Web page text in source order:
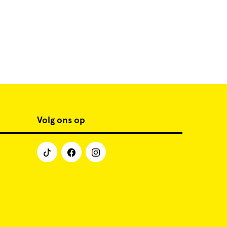
Volg ons op